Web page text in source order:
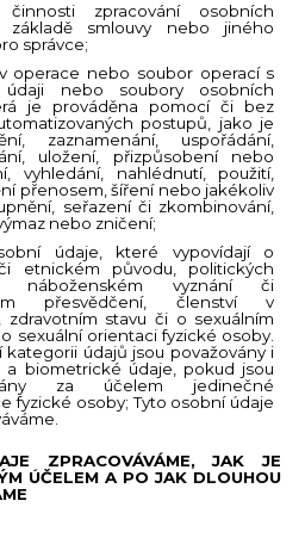
činnosti zpracování osobních
základě smlouvy nebo jiného
správce;
operace nebo soubor operací s
údaji nebo soubory osobních
je prováděna pomocí či bez
postupů, jako je
zaznamenání, uspořádání,
uložení, přizpůsobení nebo
vyhledání, nahlédnutí, použití,
přenosem, šíření nebo jakékoliv
seřazení či zkombinování,
nebo zničení;
údaje, které vypovídají o
etnickém původu, politických
náboženském vyznání či
přesvědčení, členství v
zdravotním stavu či o sexuálním
sexuální orientaci fyzické osoby.
kategorii údajů jsou považovány i
a biometrické údaje, pokud jsou
za účelem jedinečné
fyzické osoby; Tyto osobní údaje
ZPRACOVÁVÁME, JAK JE
ÚČELEM A PO JAK DLOUHOU